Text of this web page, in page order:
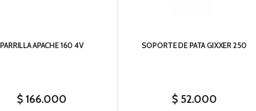
PARRILLA APACHE 160 4V
$ 166.000
SOPORTE DE PATA GIXXER 250
$52.000